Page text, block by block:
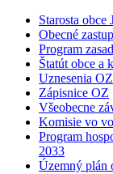
Starosta obce
Obecné
Program
Štatút obce a
Uznesenia OZ
Zápisnice OZ
Všeobecne
Komisie vo
Program
2033
Územný plán